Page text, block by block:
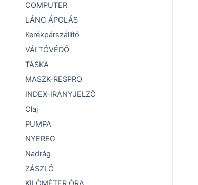
COMPUTER
LÁNC ÁPOLÁS
Kerékpárszállító
VÁLTÓVÉDŐ
TÁSKA
MASZK-RESPRO
INDEX-IRÁNYJELZŐ
Olaj
PUMPA
NYEREG
Nadrág
ZÁSZLÓ